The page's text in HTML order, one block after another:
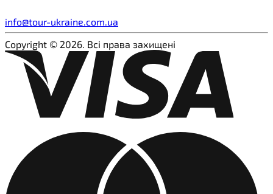
info@tour-ukraine.com.ua
Copyright © 2026. Всі права захищені